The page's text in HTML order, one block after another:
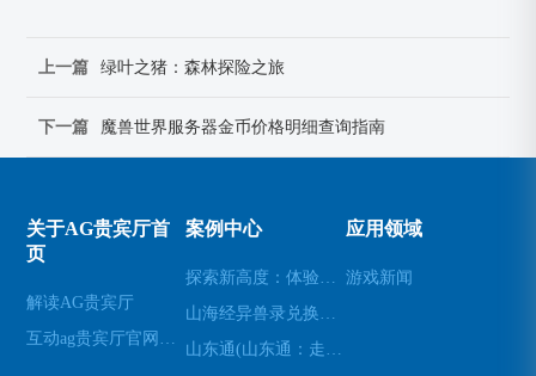
上一篇 绿叶之猪：森林探险之旅
下一篇 魔兽世界服务器金币价格明细查询指南
关于AG贵宾厅首
页
解读AG贵宾厅
案例中心 应用领域
游戏新闻